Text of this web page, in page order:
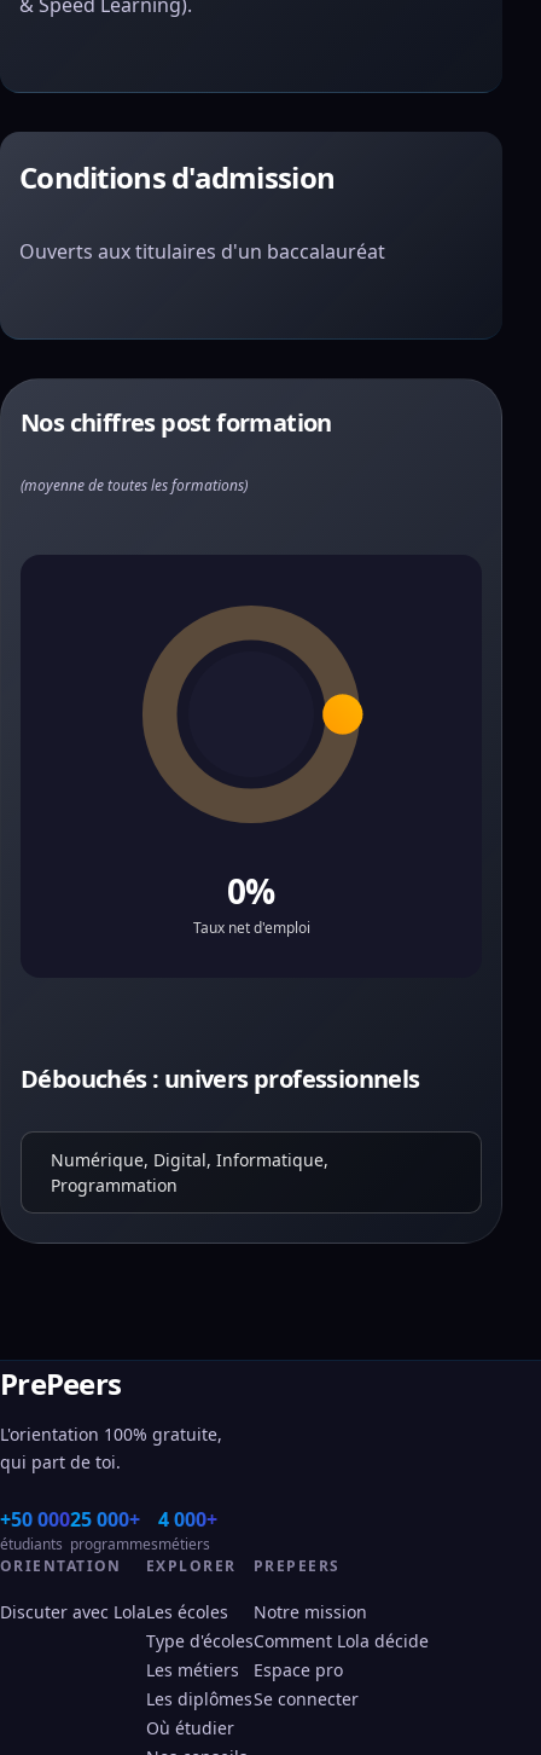
Conditions d'admission
Ouverts aux titulaires d'un baccalauréat
Nos chiffres post formation
(moyenne de toutes les formations)
0%
Taux net d'emploi
Débouchés : univers professionnels
Numérique, Digital, Informatique,
Programmation
PrePeers
L'orientation 100% gratuite,
qui part de toi.
+50 000
étudiants
25 000+
programmes
4 000+
métiers
ORIENTATION
Discuter avec Lola
EXPLORER
Les écoles
Type d'écoles
Les métiers
Les diplômes
Où étudier
PREPEERS
Notre mission
Comment Lola décide
Espace pro
Se connecter